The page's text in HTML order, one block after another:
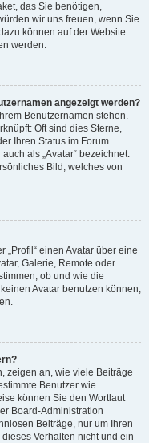
das Sie benötigen,
wir uns freuen, wenn Sie
können auf der Website
werden.
angezeigt werden?
Benutzernamen stehen.
Oft sind dies Sterne,
Ihren Status im Forum
als „Avatar“ bezeichnet.
Bild, welches von
„Profil“ einen Avatar über eine
Galerie, Remote oder
ob und wie die
Avatar benutzen können,
zeigen an, wie viele Beiträge
Benutzer wie
können Sie den Wortlaut
Board-Administration
Beiträge, nur um Ihren
Verhalten nicht und ein